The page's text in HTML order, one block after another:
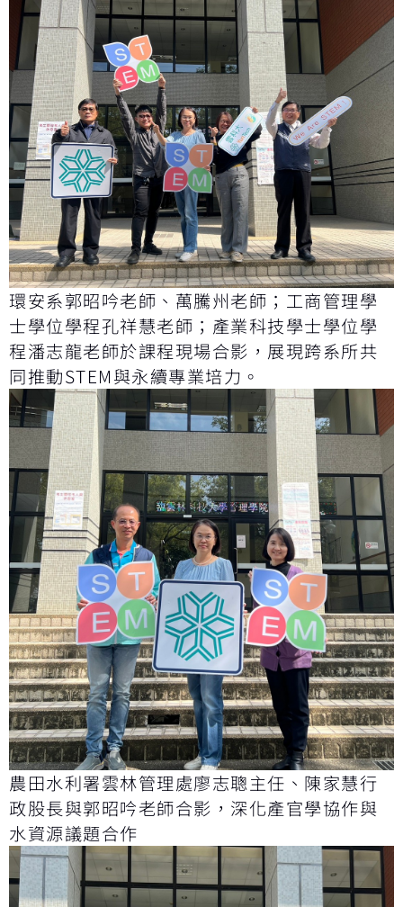
環安系郭昭吟老師、萬騰州老師；工商管理學
士學位學程孔祥慧老師；產業科技學士學位學
程潘志龍老師於課程現場合影，展現跨系所共
同推動STEM與永續專業培力。
農田水利署雲林管理處廖志聰主任、陳家慧行
政股長與郭昭吟老師合影，深化產官學協作與
水資源議題合作